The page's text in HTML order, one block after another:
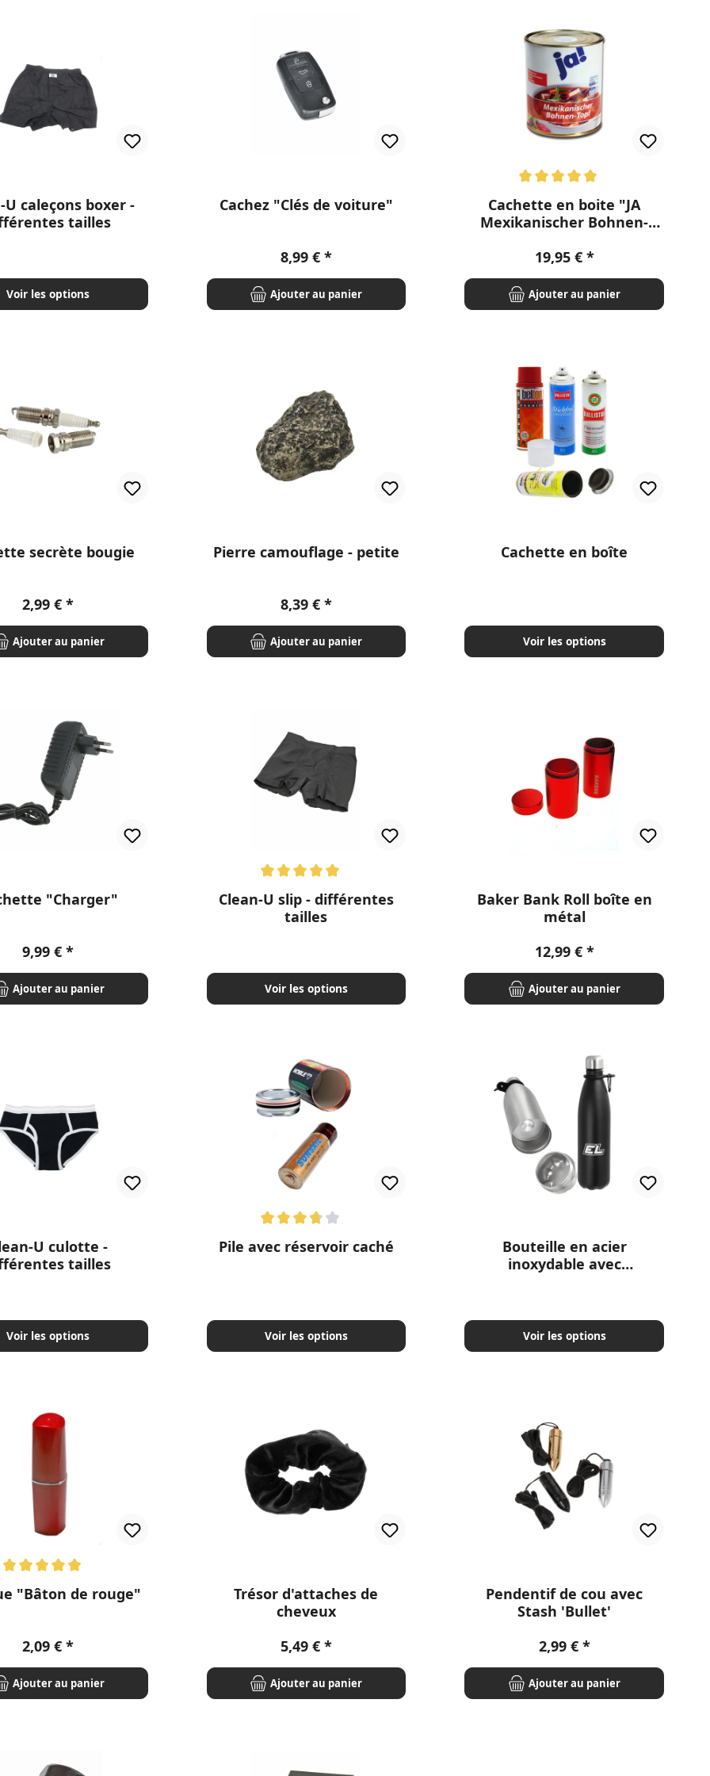
U caleçons boxer -
tailles
Voir les options
Cachez "Clés de voiture"
Prix régulier :
8,99 €
Ajouter au panier
Note moyenne de 5 sur 5 étoiles
Cachette en boite "JA
Mexikanischer Bohnen-
Prix régulier :
19,95 €
Ajouter au panier
secrète bougie
Prix régulier :
2,99 €
Ajouter au panier
Pierre camouflage - petite
Prix régulier :
8,39 €
Ajouter au panier
Cachette en boîte
Voir les options
"Charger"
Prix régulier :
9,99 €
Ajouter au panier
Note moyenne de 5 sur 5 étoiles
Clean-U slip - différentes
tailles
Voir les options
Baker Bank Roll boîte en
métal
Prix régulier :
12,99 €
Ajouter au panier
U culotte -
tailles
Voir les options
Note moyenne de 3.87 sur 5 étoiles
Pile avec réservoir caché
Voir les options
Bouteille en acier
inoxydable avec
Voir les options
de 5 sur 5 étoiles
"Bâton de rouge"
Prix régulier :
2,09 €
Ajouter au panier
Trésor d'attaches de
cheveux
Prix régulier :
5,49 €
Ajouter au panier
Pendentif de cou avec
Stash 'Bullet'
Prix régulier :
2,99 €
Ajouter au panier